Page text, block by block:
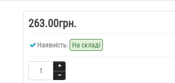
263.00грн.
Наявність: На складі